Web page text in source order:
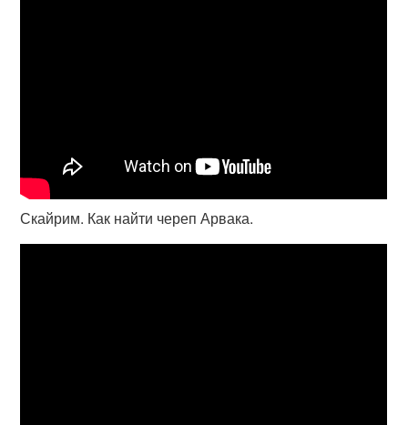
Скайрим. Как найти череп Арвака.